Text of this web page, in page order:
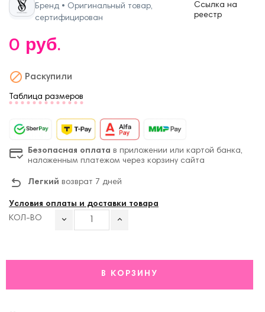
Бренд • Оригинальный товар,
сертифицирован
Ссылка на
реестр
0 руб.
 Раскупили
Таблица размеров
Безопасная оплата в приложении или картой банка,
наложенным платежом через корзину сайта
Легкий возврат 7 дней
Условия оплаты и доставки товара
КОЛ-ВО
В КОРЗИНУ